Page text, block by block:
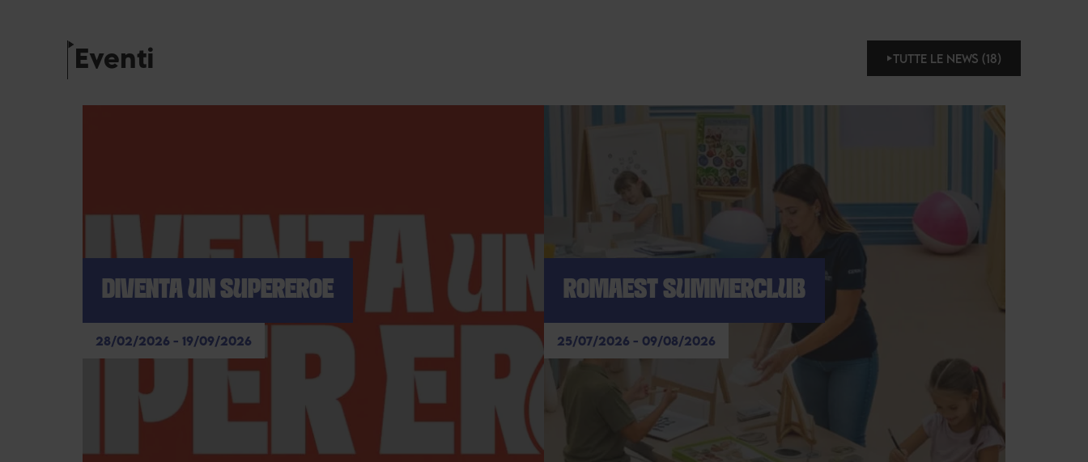
Eventi TUTTE LE NEWS (18)
DIVENTA UN SUPEREROE
28/02/2026 - 19/09/2026
ROMAEST SUMMERCLUB
25/07/2026 - 09/08/2026